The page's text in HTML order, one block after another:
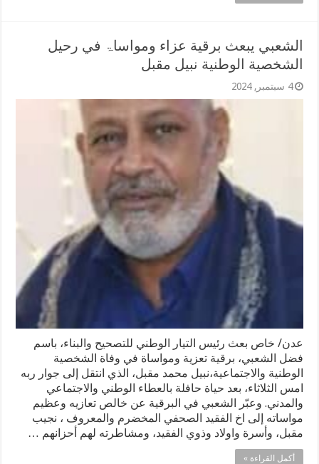
الشعبي يبعث برقية عزاء ومواساۃ في رحيل
الشخصية الوطنية نبيل مقبل
4 سبتمبر, 2024
عدن/ خاص بعث رئيس التيار الوطني للتصحيح والبناء، باسم
فضل الشعبي، برقية تعزية ومواساة في وفاة الشخصية
الوطنية والاجتماعية،نبيل محمد مقبل، الذي انتقل إلى جوار ربه
امس الثلاثاء، بعد حياة حافلة بالعطاء الوطني والاجتماعي
والمدني. وعبّر الشعبي في البرقية عن خالص تعازيه وعظيم
مواساته إلى اخ الفقيد الصحفي المخضرم والمعروف ، نجيب
مقبل، وأسرة واولاد وذوي الفقيد، ومشاطرته لهم أحزانهم …
أكمل القراءة »